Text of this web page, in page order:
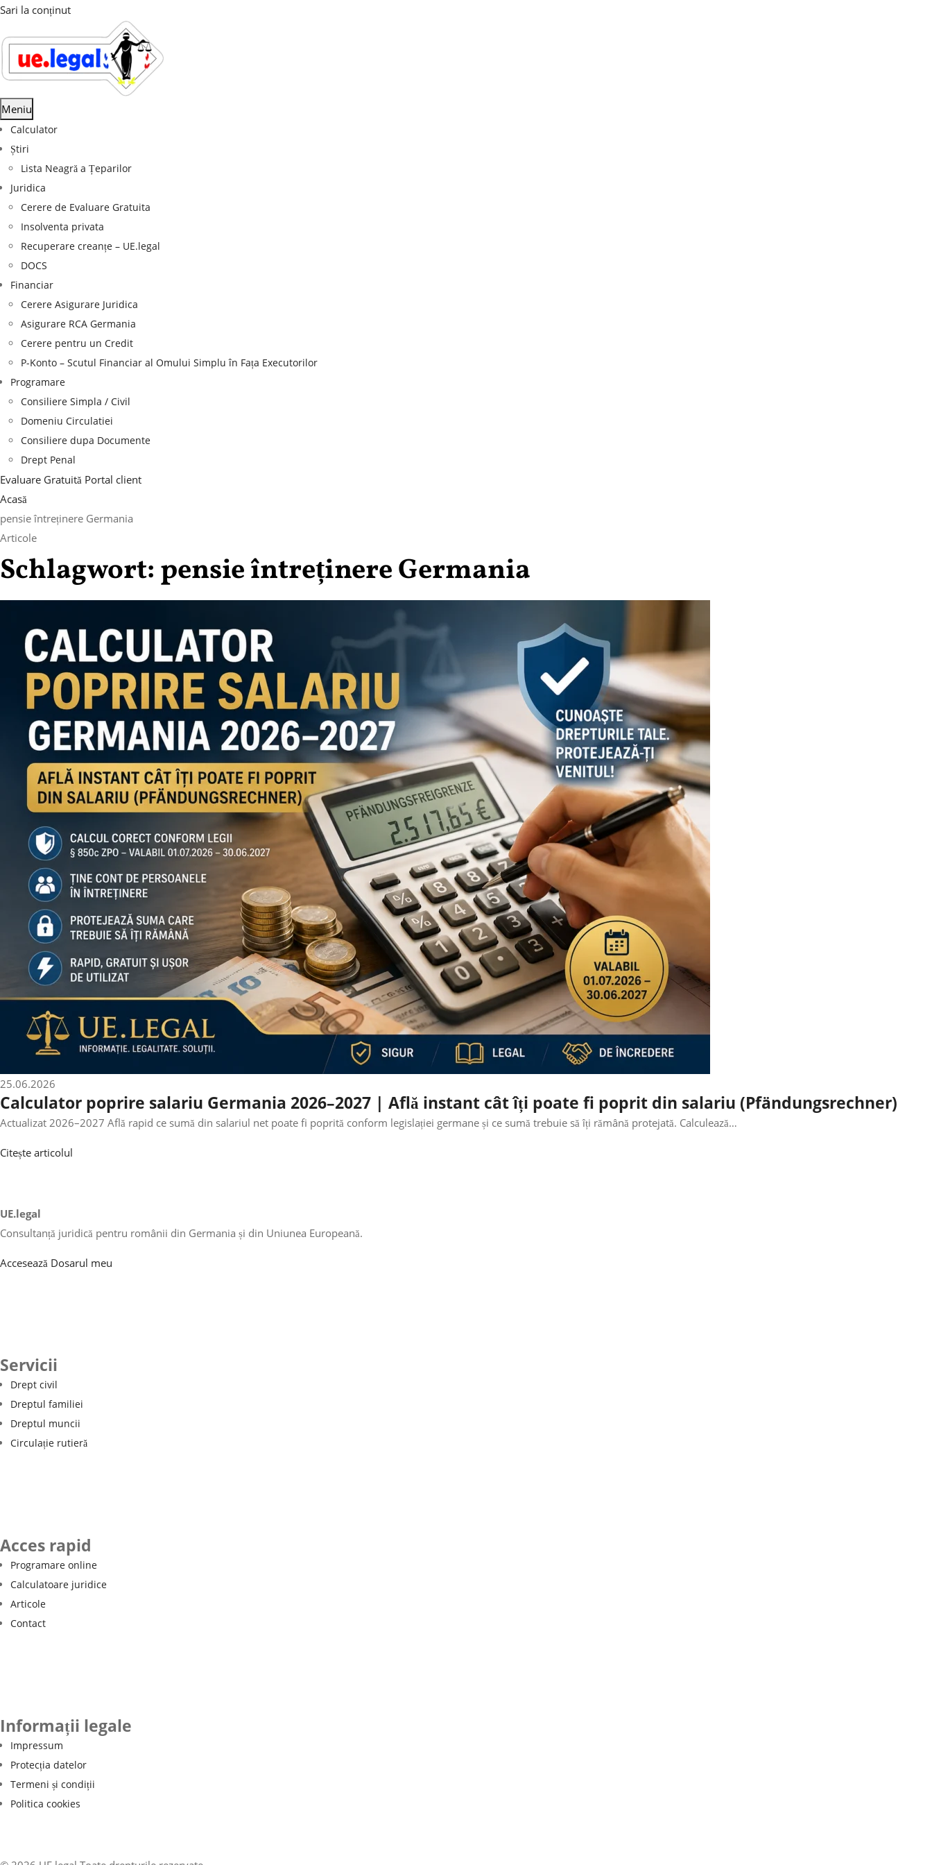
Sari la conținut
Meniu
Calculator
Știri
Lista Neagră a Țeparilor
Juridica
Cerere de Evaluare Gratuita
Insolventa privata
Recuperare creanțe – UE.legal
DOCS
Financiar
Cerere Asigurare Juridica
Asigurare RCA Germania
Cerere pentru un Credit
P-Konto – Scutul Financiar al Omului Simplu în Fața Executorilor
Programare
Consiliere Simpla / Civil
Domeniu Circulatiei
Consiliere dupa Documente
Drept Penal
Evaluare Gratuită Portal client
Acasă
pensie întreținere Germania
Articole
Schlagwort:pensie întreținere Germania
25.06.2026
Calculator poprire salariu Germania 2026–2027 | Află instant cât îți poate fi poprit din salariu (Pfändungsrechner)
Actualizat 2026–2027 Află rapid ce sumă din salariul net poate fi poprită conform legislației germane și ce sumă trebuie să îți rămână protejată. Calculează…
Citește articolul
UE.legal
Consultanță juridică pentru românii din Germania și din Uniunea Europeană.
Accesează Dosarul meu
Servicii
Drept civil
Dreptul familiei
Dreptul muncii
Circulație rutieră
Acces rapid
Programare online
Calculatoare juridice
Articole
Contact
Informații legale
Impressum
Protecția datelor
Termeni și condiții
Politica cookies